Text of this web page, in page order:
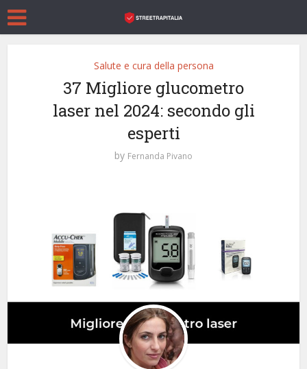
Salute e cura della persona
37 Migliore glucometro
laser nel 2024: secondo gli
esperti
by Fernanda Pivano